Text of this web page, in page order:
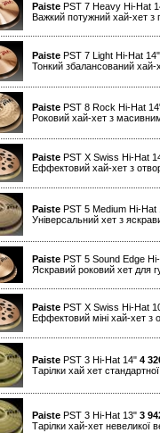
Paiste PST 7 Heavy Hi-Hat
Важкий потужний хай-хет з
Paiste PST 7 Light Hi-Hat
Тонкий збалансований
Paiste PST 8 Rock Hi-Hat
Роковий хай-хет з
Paiste PST X Swiss Hi-Hat
Еффектовий хай-хет з
Paiste PST 5 Medium Hi-
Універсальний хет з
Paiste PST 5 Sound Edge
Яскравий роковий хет для
Paiste PST X Swiss Hi-Hat
Еффектовий міні хай-хет з
Paiste PST 3 Hi-Hat 14" 4
Тарілки хай хет
Paiste PST 3 Hi-Hat 13" 3
Тарілки хай-хет невеликої